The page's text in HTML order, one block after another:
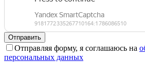
Отправляя форму, я соглашаюсь на
персональных данных